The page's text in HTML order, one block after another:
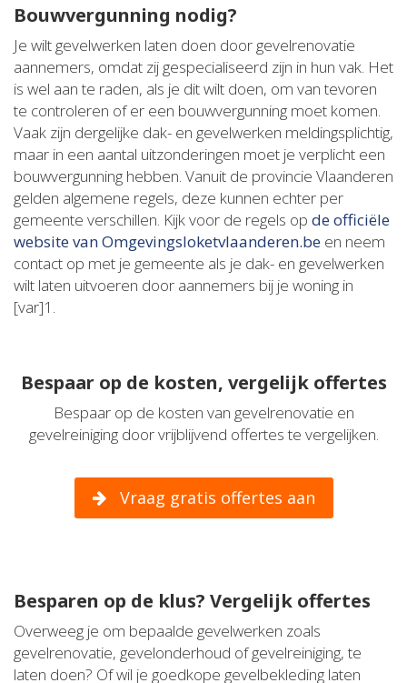
Bouwvergunning nodig?
Je wilt gevelwerken laten doen door gevelrenovatie
aannemers, omdat zij gespecialiseerd zijn in hun vak. Het
is wel aan te raden, als je dit wilt doen, om van tevoren
te controleren of er een bouwvergunning moet komen.
Vaak zijn dergelijke dak- en gevelwerken meldingsplichtig,
maar in een aantal uitzonderingen moet je verplicht een
bouwvergunning hebben. Vanuit de provincie Vlaanderen
gelden algemene regels, deze kunnen echter per
gemeente verschillen. Kijk voor de regels op de officiële
website van Omgevingsloketvlaanderen.be en neem
contact op met je gemeente als je dak- en gevelwerken
wilt laten uitvoeren door aannemers bij je woning in
[var]1.
Bespaar op de kosten, vergelijk offertes
Bespaar op de kosten van gevelrenovatie en
gevelreiniging door vrijblijvend offertes te vergelijken.
Vraag gratis offertes aan
Besparen op de klus? Vergelijk offertes
Overweeg je om bepaalde gevelwerken zoals
gevelrenovatie, gevelonderhoud of gevelreiniging, te
laten doen? Of wil je goedkope gevelbekleding laten